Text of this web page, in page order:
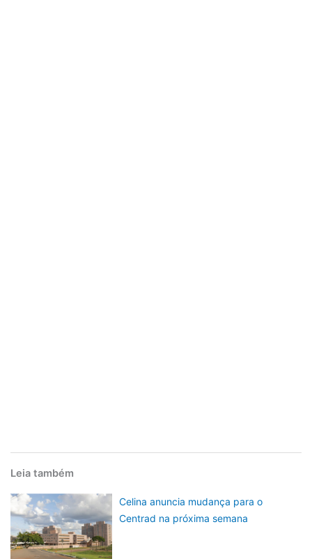
Leia também
Celina anuncia mudança para o
Centrad na próxima semana